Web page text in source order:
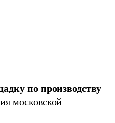
по производству
московской